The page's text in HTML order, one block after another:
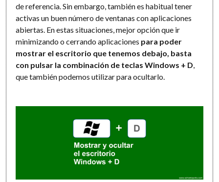
de referencia. Sin embargo, también es habitual tener
activas un buen número de ventanas con aplicaciones
abiertas. En estas situaciones, mejor opción que ir
minimizando o cerrando aplicaciones para poder
mostrar el escritorio que tenemos debajo, basta
con pulsar la combinación de teclas Windows + D,
que también podemos utilizar para ocultarlo.